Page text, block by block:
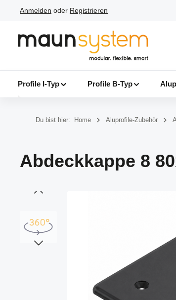
Hauptinhalt springen
Zur Suche springen
Zur Hauptnavigation springen
Anmelden oder Registrieren
Profile I-Typ Profile B-Typ
Du bist hier: Home Aluprofile-Zubehör
Abdeckkappe 8